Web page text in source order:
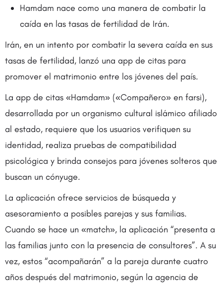
Hamdam nace como una manera de combatir la
caída en las tasas de fertilidad de Irán.
Irán, en un intento por combatir la severa caída en sus
tasas de fertilidad, lanzó una app de citas para
promover el matrimonio entre los jóvenes del país.
La app de citas «Hamdam» («Compañero» en farsi),
desarrollada por un organismo cultural islámico afiliado
al estado, requiere que los usuarios verifiquen su
identidad, realiza pruebas de compatibilidad
psicológica y brinda consejos para jóvenes solteros que
buscan un cónyuge.
La aplicación ofrece servicios de búsqueda y
asesoramiento a posibles parejas y sus familias.
Cuando se hace un «match», la aplicación “presenta a
las familias junto con la presencia de consultores”. A su
vez, estos “acompañarán” a la pareja durante cuatro
años después del matrimonio, según la agencia de